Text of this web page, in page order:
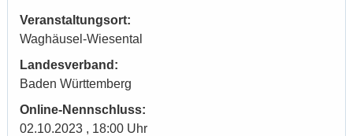
Veranstaltungsort:
Waghäusel-Wiesental
Landesverband:
Baden Württemberg
Online-Nennschluss:
02.10.2023 , 18:00 Uhr